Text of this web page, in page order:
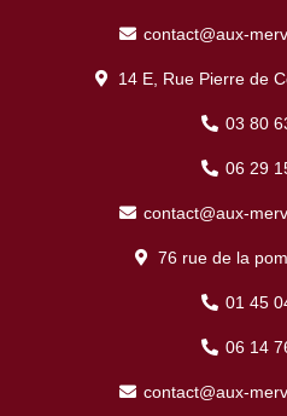
contact@aux-
14 E, Rue Pierre de
03 80
06 29
contact@aux-
76 rue de la
01 45
06 14
contact@aux-